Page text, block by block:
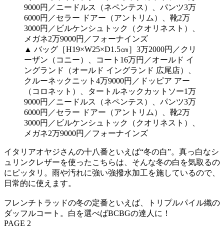
▲ バッグ［H19×W25×D1.5㎝］3万2000円／クリ
ーザン（コニー）、コート16万円／オールド イ
ングランド（オールド イングランド 広尾店）、
クルーネックニット4万9000円／ドッピア アー
（コロネット）、タートルネックカットソー1万
9000円／ニードルス（ネペンテス）、パンツ3万
6000円／セラー ドアー（アントリム）、靴2万
3000円／ビルケンシュトック（クオリネスト）、
メガネ2万9000円／フォーナインズ
イタリアオヤジさんの十八番といえば“冬の白”。真っ白なシ
ュリンクレザーを使ったこちらは、そんな冬の白を気取るの
にピッタリ。雨や汚れに強い強撥水加工を施しているので、
日常的に使えます。
フレンチトラッドの冬の定番といえば、トリプルパイル織の
ダッフルコート。白を選べばBCBGの達人に！
PAGE 2